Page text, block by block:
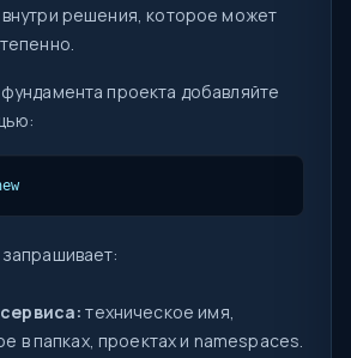
решения, которое может
проекта добавляйте
техническое имя,
в папках, проектах и namespaces.